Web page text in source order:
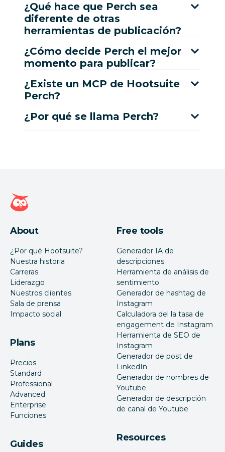
¿Qué hace que Perch sea
diferente de otras
herramientas de publicación?
¿Cómo decide Perch el mejor
momento para publicar?
¿Existe un MCP de Hootsuite
Perch?
¿Por qué se llama Perch?
Página de inicio de Hootsuite
About
¿Por qué Hootsuite?
Nuestra historia
Carreras
Liderazgo
Nuestros clientes
Sala de prensa
Impacto social
Plans
Precios
Standard
Professional
Advanced
Enterprise
Funciones
Guides
Free tools
Generador IA de
descripciones
Herramienta de análisis de
sentimiento
Generador de hashtag de
Instagram
Calculadora del la tasa de
engagement de Instagram
Herramienta de SEO de
Instagram
Generador de post de
LinkedIn
Generador de nombres de
Youtube
Generador de descripción
de canal de Youtube
Resources